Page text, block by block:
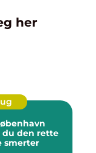
her
du den rette
smerter